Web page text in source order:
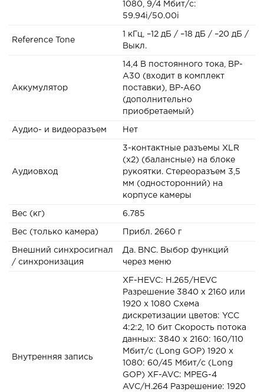
1080, 9/4 Мбит/с:
59.94i/50.00i
Reference Tone
1 кГц, –12 дБ / –18 дБ / –20 дБ /
Выкл.
Аккумулятор
14,4 В постоянного тока, BP-
A30 (входит в комплект
поставки), BP-A60
(дополнительно
приобретаемый)
Аудио- и видеоразъем Нет
Аудиовход
3-контактные разъемы XLR
(x2) (балансные) на блоке
рукоятки. Стереоразъем 3,5
мм (односторонний) на
корпусе камеры
Вес (кг) 6.785
Вес (только камера) Прибл. 2660 г
Внешний синхросигнал
/ синхронизация
Да. BNC. Выбор функций
через меню
Внутренняя запись
XF-HEVC: H.265/HEVC
Разрешение 3840 x 2160 или
1920 x 1080 Схема
дискретизации цветов: YCC
4:2:2, 10 бит Скорость потока
данных: 3840 x 2160: 160/110
Мбит/с (Long GOP) 1920 x
1080: 60/45 Мбит/с (Long
GOP) XF-AVC: MPEG-4
AVC/H.264 Разрешение: 1920